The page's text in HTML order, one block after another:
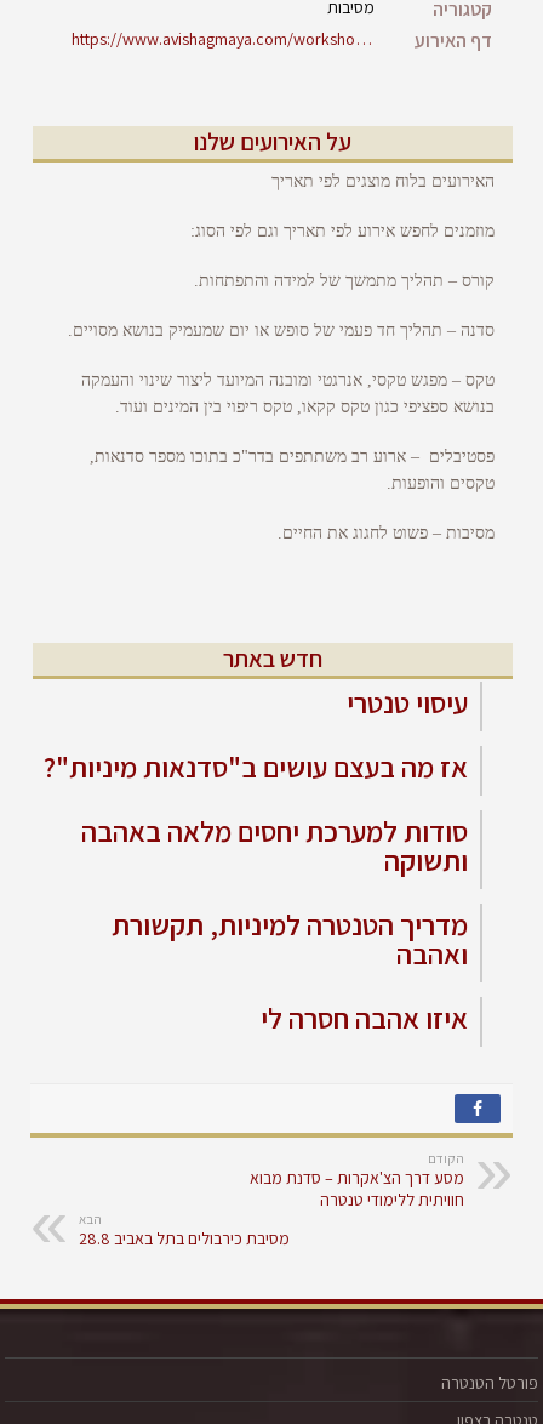
קטגוריה מסיבות
דף האירוע https://www.avishagmaya.com/workshops/soft2/
על האירועים שלנו
האירועים בלוח מוצגים לפי תאריך
מוזמנים לחפש אירוע לפי תאריך וגם לפי הסוג:
קורס – תהליך מתמשך של למידה והתפתחות.
סדנה – תהליך חד פעמי של סופש או יום שמעמיק בנושא מסויים.
טקס – מפגש טקסי, אנרגטי ומובנה המיועד ליצור שינוי והעמקה
בנושא ספציפי כגון טקס קקאו, טקס ריפוי בין המינים ועוד.
פסטיבלים – ארוע רב משתתפים בדר"כ בתוכו מספר סדנאות,
טקסים והופעות.
מסיבות – פשוט לחגוג את החיים.
חדש באתר
עיסוי טנטרי
אז מה בעצם עושים ב"סדנאות מיניות"?
סודות למערכת יחסים מלאה באהבה
ותשוקה
מדריך הטנטרה למיניות, תקשורת
ואהבה
איזו אהבה חסרה לי
הקודם
מסע דרך הצ'אקרות – סדנת מבוא
חוויתית ללימודי טנטרה
הבא
מסיבת כירבולים בתל באביב 28.8
פורטל הטנטרה